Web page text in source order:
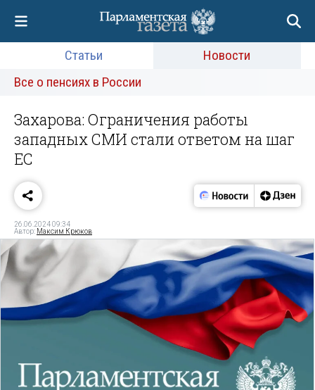
Статьи
Новости
Все о пенсиях в России
Захарова: Ограничения работы
западных СМИ стали ответом на шаг
ЕС
26.06.2024 09:34
Автор: Максим Крюков